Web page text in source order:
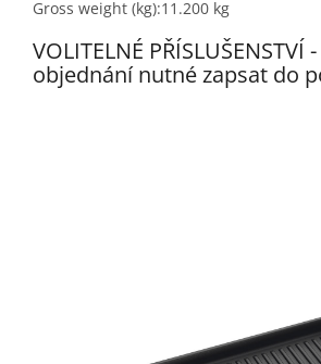
Gross weight (kg):11.200 kg
VOLITELNÉ PŘÍSLUŠENSTVÍ
objednání nutné zapsat do